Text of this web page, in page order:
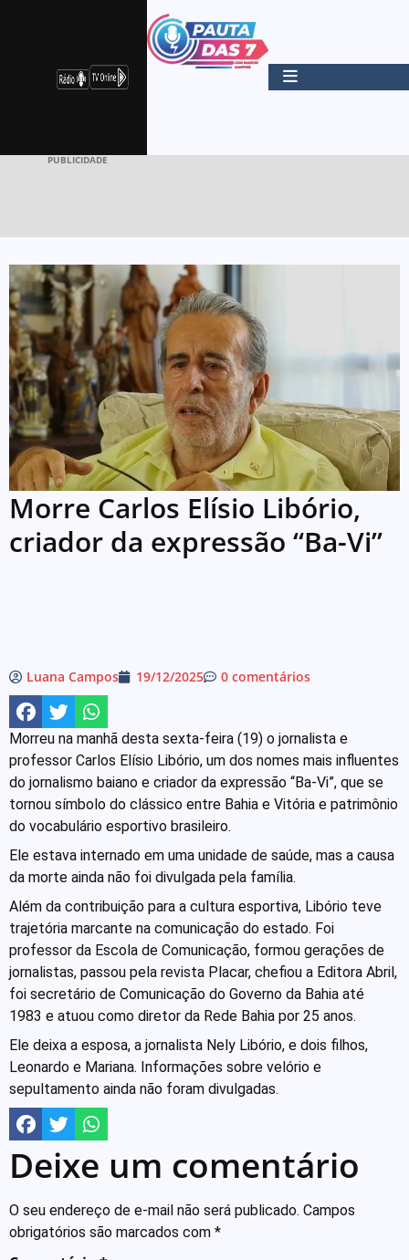
PUBLICIDADE
Morre Carlos Elísio Libório,
criador da expressão “Ba-Vi”
Luana Campos 19/12/2025 0 comentários
Morreu na manhã desta sexta-feira (19) o jornalista e
professor Carlos Elísio Libório, um dos nomes mais influentes
do jornalismo baiano e criador da expressão “Ba-Vi”, que se
tornou símbolo do clássico entre Bahia e Vitória e patrimônio
do vocabulário esportivo brasileiro.
Ele estava internado em uma unidade de saúde, mas a causa
da morte ainda não foi divulgada pela família.
Além da contribuição para a cultura esportiva, Libório teve
trajetória marcante na comunicação do estado. Foi
professor da Escola de Comunicação, formou gerações de
jornalistas, passou pela revista Placar, chefiou a Editora Abril,
foi secretário de Comunicação do Governo da Bahia até
1983 e atuou como diretor da Rede Bahia por 25 anos.
Ele deixa a esposa, a jornalista Nely Libório, e dois filhos,
Leonardo e Mariana. Informações sobre velório e
sepultamento ainda não foram divulgadas.
Deixe um comentário
O seu endereço de e-mail não será publicado. Campos
obrigatórios são marcados com *